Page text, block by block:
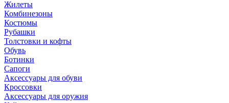
Жилеты
Комбинезоны
Костюмы
Рубашки
Толстовки и кофты
Обувь
Ботинки
Сапоги
Аксессуары для обуви
Кроссовки
Аксессуары для оружия